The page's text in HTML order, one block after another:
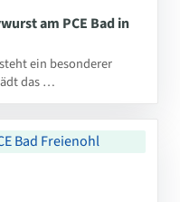
am PCE Bad in
ein besonderer
das …